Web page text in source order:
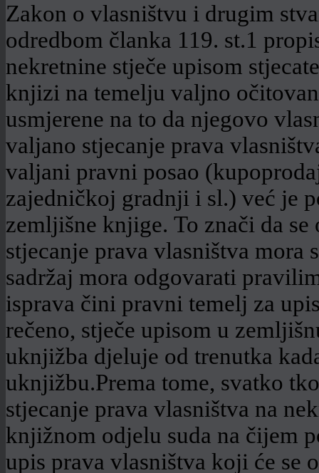
Zakon o vlasništvu i drugim
odredbom članka 119. st.1
nekretnine stječe upisom
knjizi na temelju valjno
usmjerene na to da njegovo
valjano stjecanje prava
valjani pravni posao
zajedničkoj gradnji i sl.) već je
zemljišne knjige. To znači da
stjecanje prava vlasništva
sadržaj mora odgovarati
isprava čini pravni temelj za
rečeno, stječe upisom u
uknjižba djeluje od trenutka
uknjižbu.Prema tome, svatko
stjecanje prava vlasništva na
knjižnom odjelu suda na čijem
upis prava vlasništva koji će se